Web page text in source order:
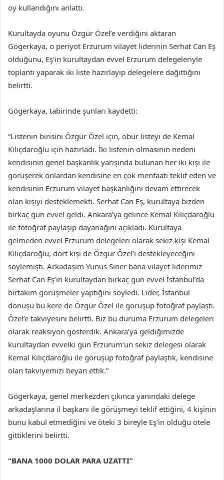
oy kullandığını anlattı.
Kurultayda oyunu Özgür Özel’e verdiğini aktaran
Gögerkaya, o periyot Erzurum vilayet liderinin Serhat Can Eş
olduğunu, Eş’in kurultaydan evvel Erzurum delegeleriyle
toplantı yaparak iki liste hazırlayıp delegelere dağıttığını
belirtti.
Gögerkaya, tabirinde şunları kaydetti:
“Listenin birisini Özgür Özel için, öbür listeyi de Kemal
Kılıçdaroğlu için hazırladı. İki listenin olmasının nedeni
kendisinin genel başkanlık yarışında bulunan her iki kişi ile
görüşerek onlardan kendisine en çok menfaati teklif eden ve
kendisinin Erzurum vilayet başkanlığını devam ettirecek
olan kişiyi desteklemekti. Serhat Can Eş, kurultaya bizden
birkaç gün evvel geldi. Ankara’ya gelince Kemal Kılıçdaroğlu
ile fotoğraf paylaşıp dayanağını açıkladı. Kurultaya
gelmeden evvel Erzurum delegeleri olarak sekiz kişi Kemal
Kılıçdaroğlu, dört kişi de Özgür Özel’i destekleyeceğini
söylemişti. Arkadaşım Yunus Siner bana vilayet liderimiz
Serhat Can Eş’in kurultaydan birkaç gün evvel İstanbul’da
birtakım görüşmeler yaptığını söyledi. Lider, İstanbul
dönüşü bu kere de Özgür Özel ile görüşüp fotoğraf paylaştı.
Özel’e takviyesini belirtti. Biz bu duruma Erzurum delegeleri
olarak reaksiyon gösterdik. Ankara’ya geldiğimizde
kurultaydan evvelki gün Erzurum’un sekiz delegesi olarak
Kemal Kılıçdaroğlu ile görüşüp fotoğraf paylaştık, kendisine
olan takviyemizi beyan ettik.”
Gögerkaya, genel merkezden çıkınca yanındaki delege
arkadaşlarına il başkanı ile görüşmeyi teklif ettiğini, 4 kişinin
bunu kabul etmediğini ve öteki 3 bireyle Eş’in olduğu otele
gittiklerini belirtti.
“BANA 1000 DOLAR PARA UZATTI”